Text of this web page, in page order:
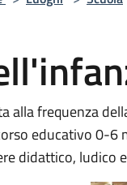
alla frequenza
educativo 0-6
didattico, ludico